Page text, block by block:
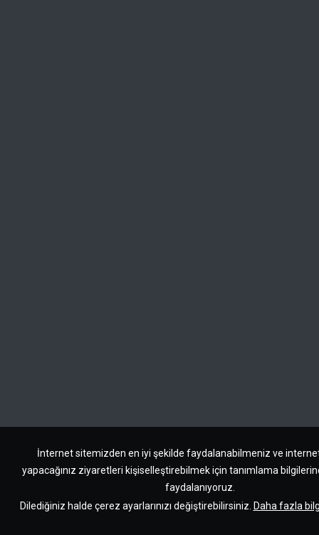
İnternet sitemizden en iyi şekilde faydalanabilmeniz ve
yapacağınız ziyaretleri kişiselleştirebilmek için tanımlama
faydalanıyoruz.
Dilediğiniz halde çerez ayarlarınızı değiştirebilirsiniz. Daha fazla